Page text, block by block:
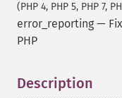
(PHP 4, PHP 5, PHP 7,
error_reporting —
PHP
Description